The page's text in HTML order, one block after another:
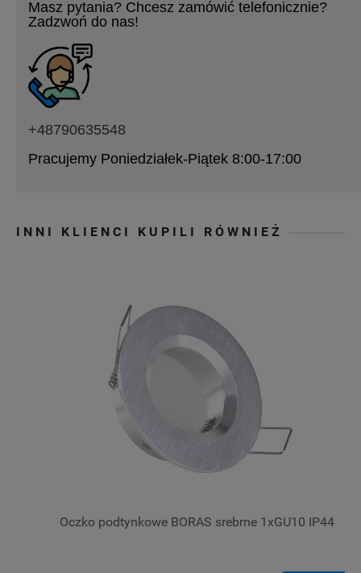
Masz pytania? Chcesz zamówić telefonicznie?
Zadzwoń do nas!
+48790635548
Pracujemy Poniedziałek-Piątek 8:00-17:00
INNI KLIENCI KUPILI RÓWNIEŻ
Oczko podtynkowe BORAS srebrne 1xGU10 IP44